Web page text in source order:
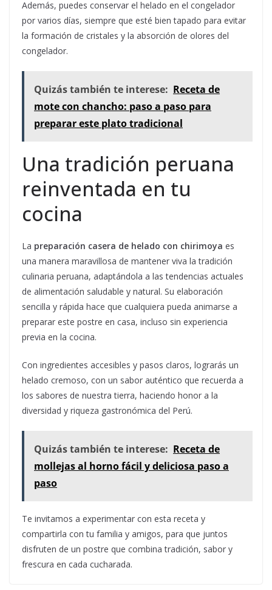
Además, puedes conservar el helado en el congelador
por varios días, siempre que esté bien tapado para evitar
la formación de cristales y la absorción de olores del
congelador.
Quizás también te interese: Receta de
mote con chancho: paso a paso para
preparar este plato tradicional
Una tradición peruana
reinventada en tu
cocina
La preparación casera de helado con chirimoya es
una manera maravillosa de mantener viva la tradición
culinaria peruana, adaptándola a las tendencias actuales
de alimentación saludable y natural. Su elaboración
sencilla y rápida hace que cualquiera pueda animarse a
preparar este postre en casa, incluso sin experiencia
previa en la cocina.
Con ingredientes accesibles y pasos claros, lograrás un
helado cremoso, con un sabor auténtico que recuerda a
los sabores de nuestra tierra, haciendo honor a la
diversidad y riqueza gastronómica del Perú.
Quizás también te interese: Receta de
mollejas al horno fácil y deliciosa paso a
paso
Te invitamos a experimentar con esta receta y
compartirla con tu familia y amigos, para que juntos
disfruten de un postre que combina tradición, sabor y
frescura en cada cucharada.